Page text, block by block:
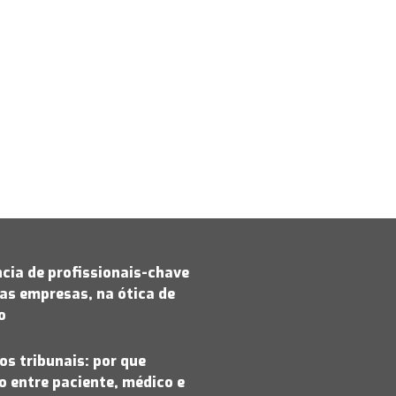
de profissionais-chave
empresas, na ótica de
tribunais: por que
entre paciente, médico e